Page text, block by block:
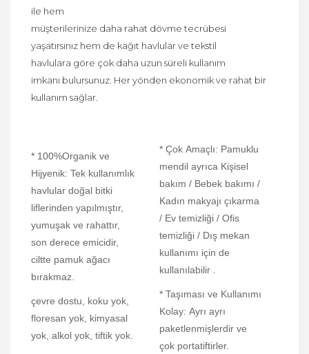
ile hem
müşterilerinize daha rahat dövme tecrübesi
yaşatırsınız hem de kağıt havlular ve tekstil
havlulara göre çok daha uzun süreli kullanım
imkanı bulursunuz. Her yönden ekonomik ve rahat bir
kullanım sağlar.
* 100%Organik ve
Hijyenik: Tek kullanımlık
havlular doğal bitki
liflerinden yapılmıştır,
yumuşak ve rahattır,
son derece emicidir,
ciltte pamuk ağacı
bırakmaz.
çevre dostu, koku yok,
floresan yok, kimyasal
yok, alkol yok, tiftik yok.
* Çok Amaçlı: Pamuklu
mendil ayrıca Kişisel
bakım / Bebek bakımı /
Kadın makyajı çıkarma
/ Ev temizliği / Ofis
temizliği / Dış mekan
kullanımı için de
kullanılabilir .
* Taşıması ve Kullanımı
Kolay: Ayrı ayrı
paketlenmişlerdir ve
çok portatiftirler.